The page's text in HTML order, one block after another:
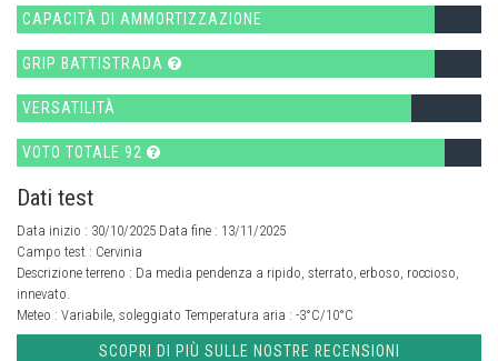
CAPACITÀ DI AMMORTIZZAZIONE
GRIP BATTISTRADA
VERSATILITÀ
VOTO TOTALE 92
Dati test
Data inizio : 30/10/2025 Data fine : 13/11/2025
Campo test : Cervinia
Descrizione terreno : Da media pendenza a ripido, sterrato, erboso, roccioso,
innevato.
Meteo : Variabile, soleggiato Temperatura aria : -3°C/10°C
SCOPRI DI PIÙ SULLE NOSTRE RECENSIONI